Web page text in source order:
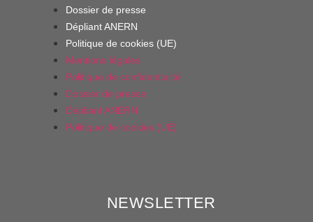
Dossier de presse
Dépliant ANERN
Politique de cookies (UE)
Mentions légales
Politique de confidentialité
Dossier de presse
Dépliant ANERN
Politique de cookies (UE)
NEWSLETTER